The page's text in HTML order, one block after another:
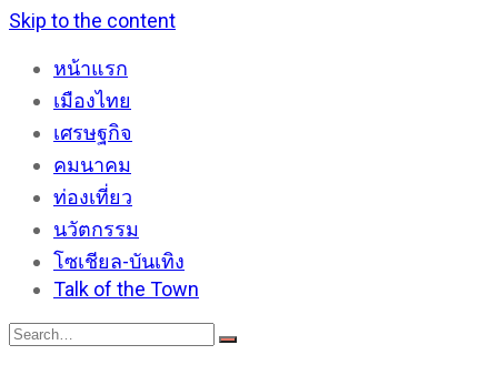
Skip to the content
หน้าแรก
เมืองไทย
เศรษฐกิจ
คมนาคม
ท่องเที่ยว
นวัตกรรม
โซเชียล-บันเทิง
Talk of the Town